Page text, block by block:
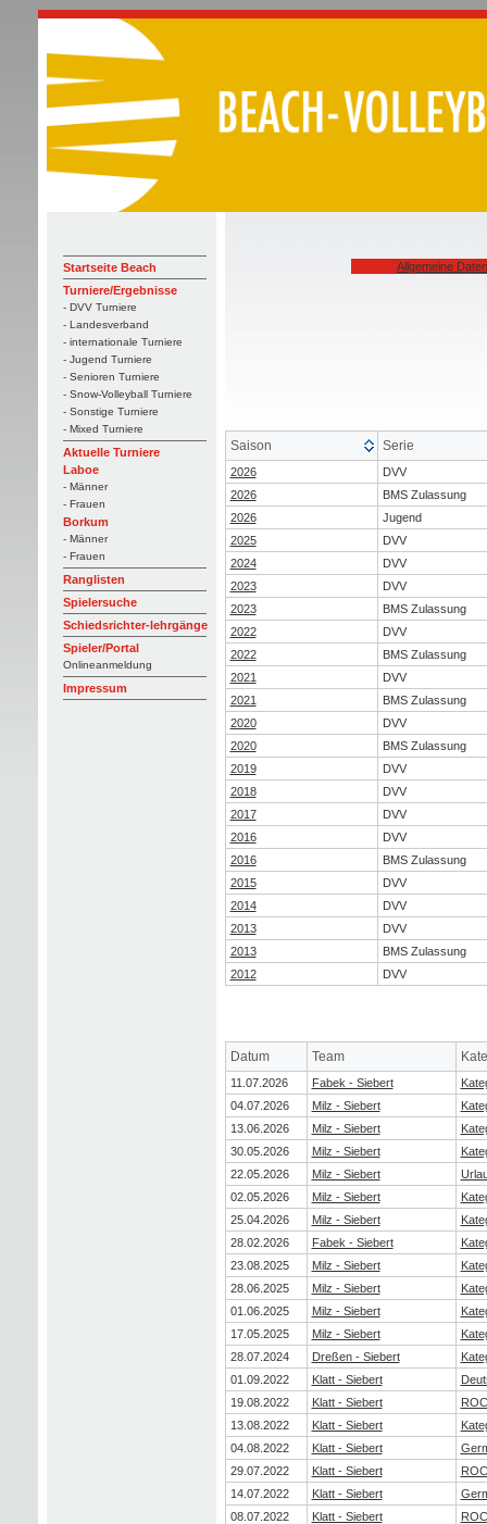
Startseite Beach
Turniere/Ergebnisse
- DVV Turniere
- Landesverband
- internationale Turniere
- Jugend Turniere
- Senioren Turniere
- Snow-Volleyball Turniere
- Sonstige Turniere
- Mixed Turniere
Aktuelle Turniere
Laboe
- Männer
- Frauen
Borkum
- Männer
- Frauen
Ranglisten
Spielersuche
Schiedsrichter-lehrgänge
Spieler/Portal
Onlineanmeldung
Impressum
Allgemeine
Saison Serie
2026
DVV
2026
BMS Zulassung
2026
Jugend
2025
DVV
2024
DVV
2023
DVV
2023
BMS Zulassung
2022
DVV
2022
BMS Zulassung
2021
DVV
2021
BMS Zulassung
2020
DVV
2020
BMS Zulassung
2019
DVV
2018
DVV
2017
DVV
2016
DVV
2016
BMS Zulassung
2015
DVV
2014
DVV
2013
DVV
2013
BMS Zulassung
2012
DVV
Datum Team
11.07.2026 Fabek - Siebert
04.07.2026
Milz - Siebert
13.06.2026
Milz - Siebert
30.05.2026
Milz - Siebert
22.05.2026
Milz - Siebert
02.05.2026
Milz - Siebert
25.04.2026
Milz - Siebert
28.02.2026
Fabek - Siebert
23.08.2025
Milz - Siebert
28.06.2025
Milz - Siebert
01.06.2025
Milz - Siebert
17.05.2025
Milz - Siebert
28.07.2024
Dreßen - Siebert
01.09.2022
Klatt - Siebert
19.08.2022
Klatt - Siebert
13.08.2022
Klatt - Siebert
04.08.2022
Klatt - Siebert
29.07.2022
Klatt - Siebert
14.07.2022
Klatt - Siebert
08.07.2022
Klatt - Siebert